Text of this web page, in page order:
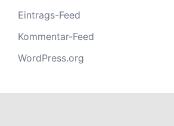
Eintrags-Feed
Kommentar-Feed
WordPress.org